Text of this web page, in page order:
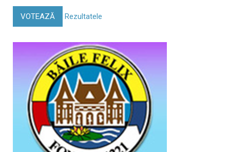
VOTEAZĂ Rezultatele